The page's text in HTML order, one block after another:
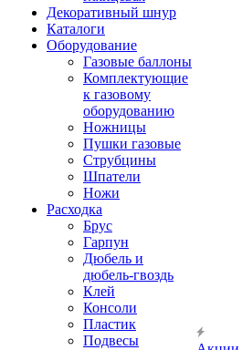
Декоративный шнур
Каталоги
Оборудование
Газовые баллоны
Комплектующие
к газовому
оборудованию
Ножницы
Пушки газовые
Струбцины
Шпатели
Ножи
Расходка
Брус
Гарпун
Дюбель и
дюбель-гвоздь
Клей
Консоли
Пластик
Подвесы